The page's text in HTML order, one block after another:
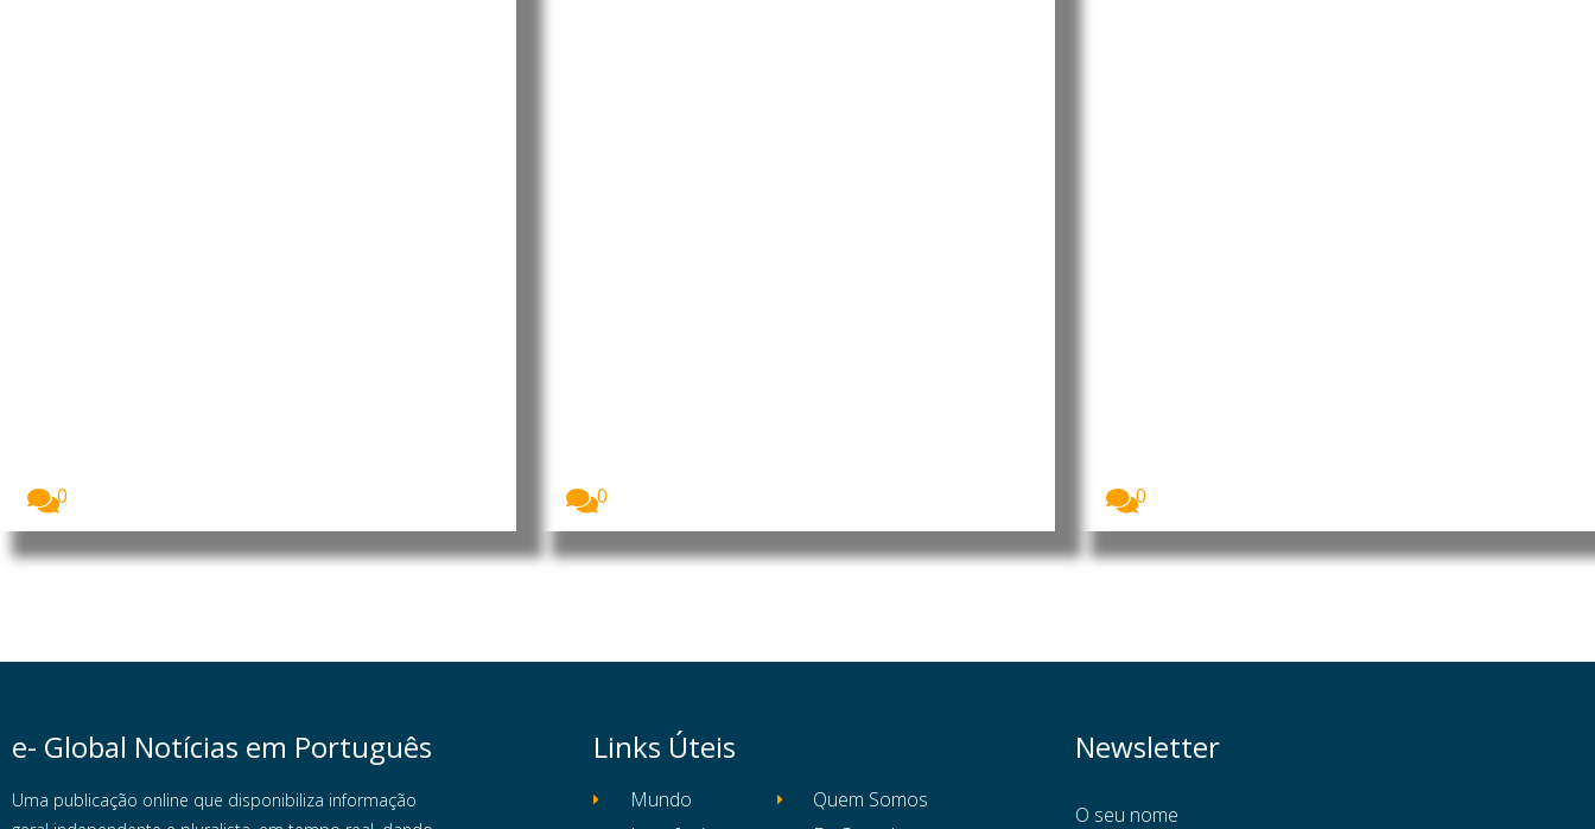
0
0
0
e- Global Notícias em Português
Uma publicação online que disponibiliza informação
Links Úteis
Mundo
Quem Somos
Newsletter
O seu nome